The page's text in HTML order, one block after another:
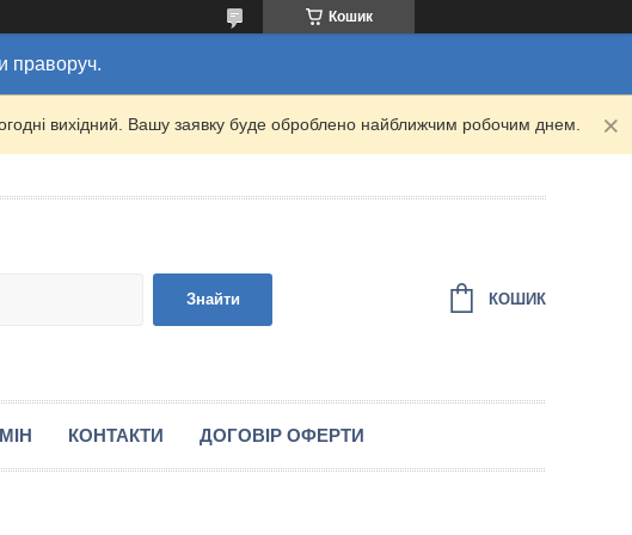
Кошик
праворуч.
вихідний. Вашу заявку буде оброблено найближчим робочим днем.
Знайти КОШИК
КОНТАКТИ ДОГОВІР ОФЕРТИ